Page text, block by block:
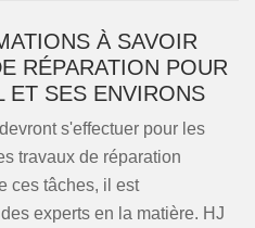
À SAVOIR
RÉPARATION POUR
ET SES ENVIRONS
s'effectuer pour les
travaux de réparation
ces tâches, il est
experts en la matière. HJ